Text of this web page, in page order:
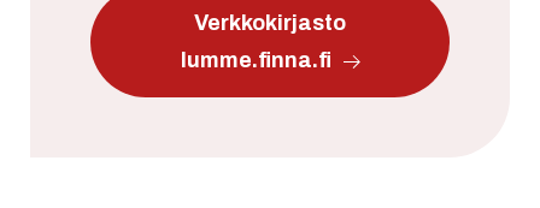
Verkkokirjasto
lumme.finna.fi